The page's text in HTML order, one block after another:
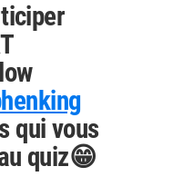
qui vous
quiz😁